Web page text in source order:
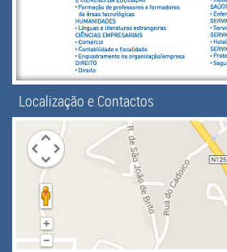
Localização e Contactos